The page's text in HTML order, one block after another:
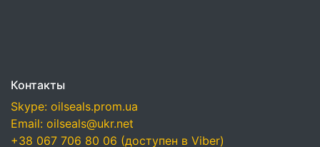
Контакты
Skype: oilseals.prom.ua
Email: oilseals@ukr.net
+38 067 706 80 06 (доступен в Viber)